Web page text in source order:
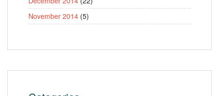
November 2014 (5)